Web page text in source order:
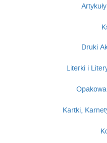
Druki
Literki i
Kartki,